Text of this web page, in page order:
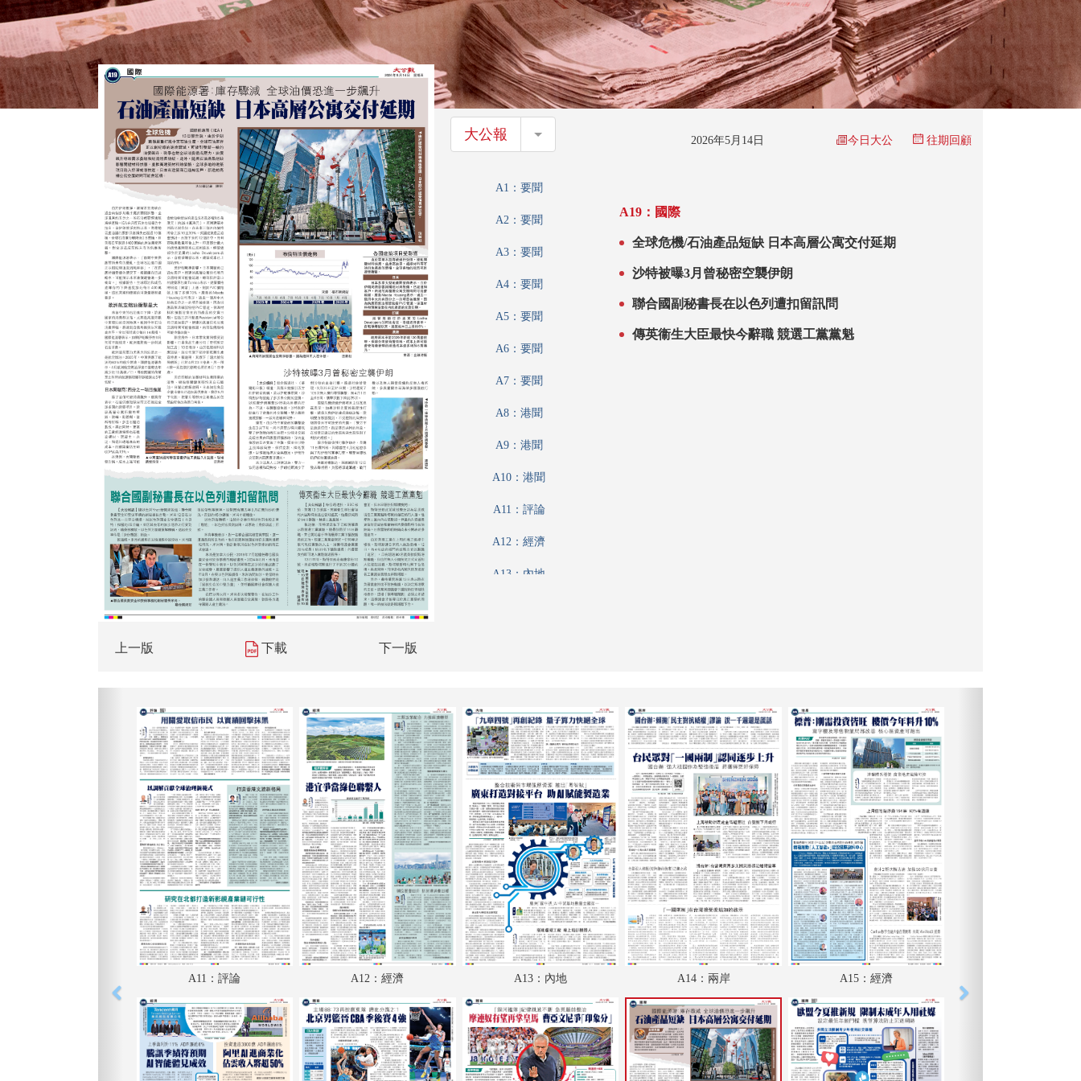
上一版 下載 下一版
大公報 大公報 2026年5月14日 今日大公 往期回顧
A1：要聞
A2：要聞
A3：要聞
A4：要聞
A5：要聞
A6：要聞
A7：要聞
A8：港聞
A9：港聞
A10：港聞
A11：評論
A12：經濟
A13：內地
A18：體育
A19：國際
A20：國際
B1：文化
B2：大公園
B3：小公園
B4：經濟
A19：國際
全球危機/石油產品短缺 日本高層公寓交付延期
沙特被曝3月曾秘密空襲伊朗
聯合國副秘書長在以色列遭扣留訊問
傳英衞生大臣最快今辭職 競選工黨黨魁
A11：評論 A12：經濟 A13：內地 A14：兩岸 A15：經濟